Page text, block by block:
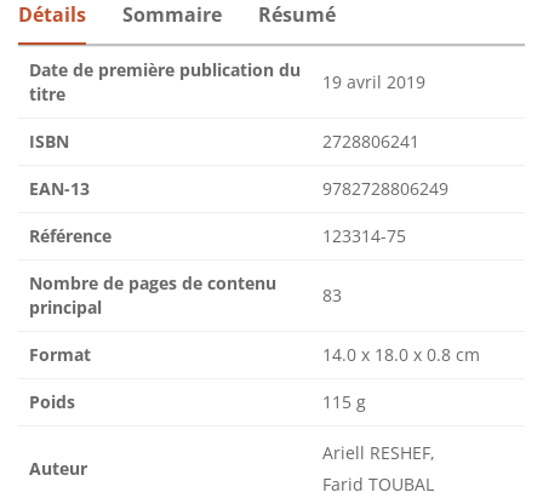
Détails Sommaire Résumé
Date de première publication du
titre
19 avril 2019
ISBN 2728806241
EAN-13 9782728806249
Référence 123314-75
Nombre de pages de contenu
principal
83
Format 14.0 x 18.0 x 0.8 cm
Poids 115 g
Auteur
Ariell RESHEF,
Farid TOUBAL